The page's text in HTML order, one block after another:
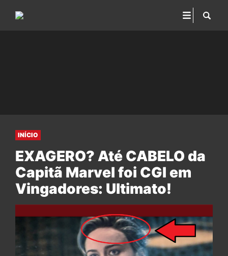
INÍCIO
EXAGERO? Até CABELO da
Capitã Marvel foi CGI em
Vingadores: Ultimato!